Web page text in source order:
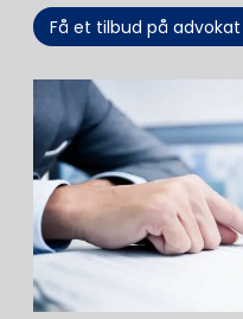
Få et tilbud på advokat